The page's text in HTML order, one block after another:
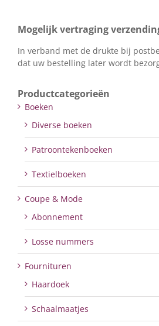
Mogelijk vertraging
In verband met de drukte bij
dat uw bestelling later wordt
Productcategorieën
Boeken
Diverse boeken
Patroontekenboeken
Textielboeken
Coupe & Mode
Abonnement
Losse nummers
Fournituren
Haardoek
Schaalmaatjes